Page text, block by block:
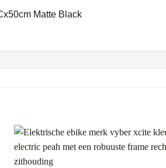
Matte Black